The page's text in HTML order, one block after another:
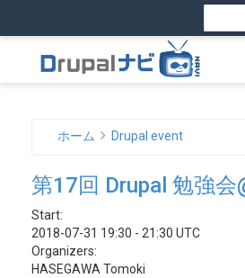
メ
イ
移
検
ン
く
ず
ホーム Drupal event
第17回 Drupal 勉強会
Start:
2018-07-31 19:30 - 21:30 UTC
Organizers:
HASEGAWA Tomoki